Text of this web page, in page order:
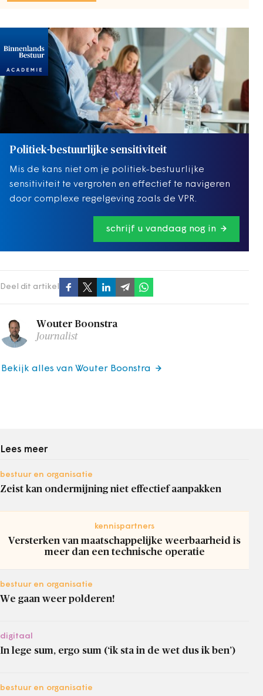
Politiek-bestuurlijke sensitiviteit
Mis de kans niet om je politiek-bestuurlijke
sensitiviteit te vergroten en effectief te navigeren
door complexe regelgeving zoals de VPR.
schrijf u vandaag nog in
Deel dit artikel
Wouter Boonstra
Journalist
Bekijk alles van Wouter Boonstra
Lees meer
bestuur en organisatie
Zeist kan ondermijning niet effectief aanpakken
kennispartners
Versterken van maatschappelijke weerbaarheid is
meer dan een technische operatie
bestuur en organisatie
We gaan weer polderen!
digitaal
In lege sum, ergo sum (‘ik sta in de wet dus ik ben’)
bestuur en organisatie